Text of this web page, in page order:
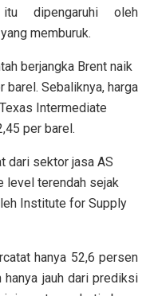
dipengaruhi oleh
memburuk.
berjangka Brent naik
barel. Sebaliknya, harga
Intermediate
per barel.
dari sektor jasa AS
level terendah sejak
Institute for Supply
hanya 52,6 persen
jauh dari prediksi